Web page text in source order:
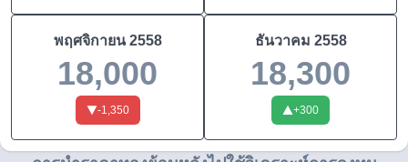
พฤศจิกายน 2558
18,000
-1,350
ธันวาคม 2558
18,300
+300